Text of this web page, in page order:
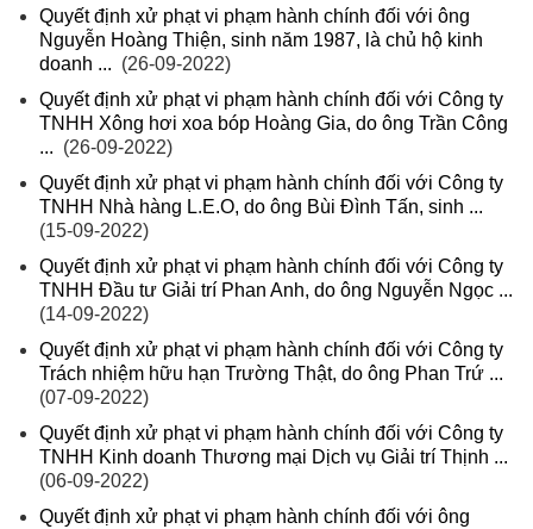
Quyết định xử phạt vi phạm hành chính đối với ông
Nguyễn Hoàng Thiện, sinh năm 1987, là chủ hộ kinh
doanh ... (26-09-2022)
Quyết định xử phạt vi phạm hành chính đối với Công ty
TNHH Xông hơi xoa bóp Hoàng Gia, do ông Trần Công
... (26-09-2022)
Quyết định xử phạt vi phạm hành chính đối với Công ty
TNHH Nhà hàng L.E.O, do ông Bùi Đình Tấn, sinh ...
(15-09-2022)
Quyết định xử phạt vi phạm hành chính đối với Công ty
TNHH Đầu tư Giải trí Phan Anh, do ông Nguyễn Ngọc ...
(14-09-2022)
Quyết định xử phạt vi phạm hành chính đối với Công ty
Trách nhiệm hữu hạn Trường Thật, do ông Phan Trứ ...
(07-09-2022)
Quyết định xử phạt vi phạm hành chính đối với Công ty
TNHH Kinh doanh Thương mại Dịch vụ Giải trí Thịnh ...
(06-09-2022)
Quyết định xử phạt vi phạm hành chính đối với ông